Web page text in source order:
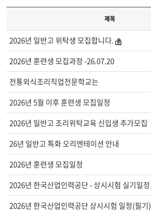
제목
2026년 일반고 위탁생 모집합니다.
2026년 훈련생 모집과정 -26.07.20
전통외식조리직업전문학교는
2026년 5월 이후 훈련생 모집일정
2026년 일반고 조리위탁교육 신입생 추가모집
26년 일반고 특화 오리엔테이션 안내
2026년 훈련생 모집일정
2026년 한국산업인력공단 - 상시시험 실기일정
2026년 한국산업인력공단 상시시험 일정(필기)